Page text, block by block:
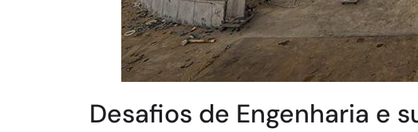
Desafios de Engenharia e